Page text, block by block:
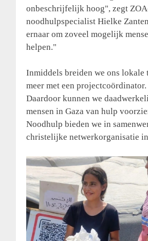
onbeschrijfelijk hoog", zegt
noodhulpspecialist Hielke
ernaar om zoveel mogelijk
helpen."
Inmiddels breiden we ons lokale
meer met een projectcoördinator.
Daardoor kunnen we
mensen in Gaza van hulp
Noodhulp bieden we in
christelijke netwerkorganisatie